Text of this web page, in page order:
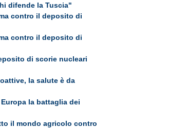
difende la Tuscia"
contro il deposito di
contro il deposito di
di scorie nucleari
la salute è da
la battaglia dei
il mondo agricolo contro